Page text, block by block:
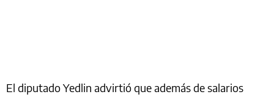
El diputado Yedlin advirtió que además de salarios